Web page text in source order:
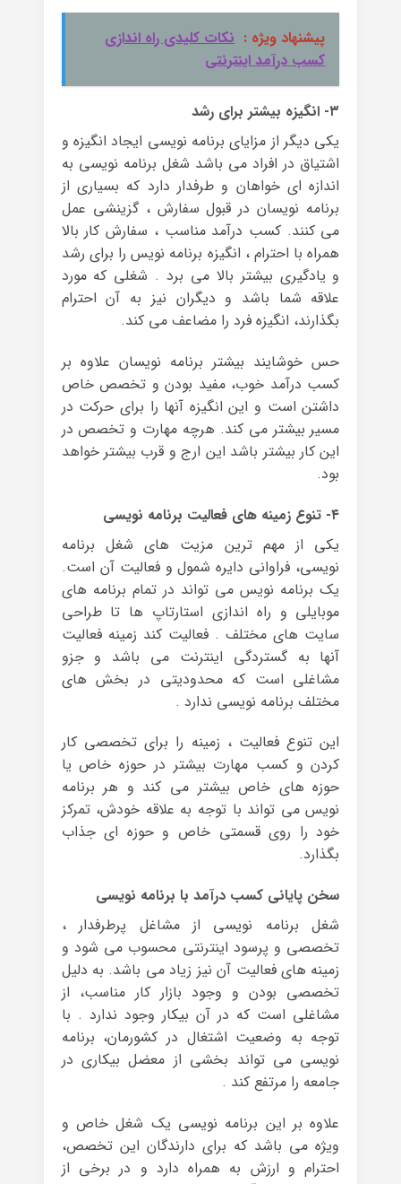
پیشنهاد ویژه : نکات کلیدی راه اندازی
کسب درآمد اینترنتی
۳- انگیزه بیشتر برای رشد
یکی دیگر از مزایای برنامه نویسی ایجاد انگیزه و
اشتیاق در افراد می باشد شغل برنامه نویسی به
اندازه ای خواهان و طرفدار دارد که بسیاری از
برنامه نویسان در قبول سفارش ، گزینشی عمل
می کنند. کسب درآمد مناسب ، سفارش کار بالا
همراه با احترام ، انگیزه برنامه نویس را برای رشد
و یادگیری بیشتر بالا می برد . شغلی که مورد
علاقه شما باشد و دیگران نیز به آن احترام
بگذارند، انگیزه فرد را مضاعف می کند.
حس خوشایند بیشتر برنامه نویسان علاوه بر
کسب درآمد خوب، مفید بودن و تخصص خاص
داشتن است و این انگیزه آنها را برای حرکت در
مسیر بیشتر می کند. هرچه مهارت و تخصص در
این کار بیشتر باشد این ارج و قرب بیشتر خواهد
بود.
۴- تنوع زمینه های فعالیت برنامه نویسی
یکی از مهم ترین مزیت های شغل برنامه
نویسی، فراوانی دایره شمول و فعالیت آن است.
یک برنامه نویس می تواند در تمام برنامه های
موبایلی و راه اندازی استارتاپ ها تا طراحی
سایت های مختلف . فعالیت کند زمینه فعالیت
آنها به گستردگی اینترنت می باشد و جزو
مشاغلی است که محدودیتی در بخش های
مختلف برنامه نویسی ندارد .
این تنوع فعالیت ، زمینه را برای تخصصی کار
کردن و کسب مهارت بیشتر در حوزه خاص یا
حوزه های خاص بیشتر می کند و هر برنامه
نویس می تواند با توجه به علاقه خودش، تمرکز
خود را روی قسمتی خاص و حوزه ای جذاب
بگذارد.
سخن پایانی کسب درآمد با برنامه نویسی
شغل برنامه نویسی از مشاغل پرطرفدار ،
تخصصی و پرسود اینترنتی محسوب می شود و
زمینه های فعالیت آن نیز زیاد می باشد. به دلیل
تخصصی بودن و وجود بازار کار مناسب، از
مشاغلی است که در آن بیکار وجود ندارد . با
توجه به وضعیت اشتغال در کشورمان، برنامه
نویسی می تواند بخشی از معضل بیکاری در
جامعه را مرتفع کند .
علاوه بر این برنامه نویسی یک شغل خاص و
ویژه می باشد که برای دارندگان این تخصص،
احترام و ارزش به همراه دارد و در برخی از